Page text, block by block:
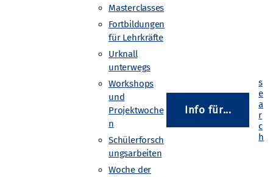
Masterclasses
Fortbildungen
für Lehrkräfte
Urknall
unterwegs
Workshops
und
Projektwoche
n
Schülerforsch
ungsarbeiten
Woche der
Info für...
und Kernphysik an den Standorten
sowie die Forschungsmethoden
ausgeliehen werden.